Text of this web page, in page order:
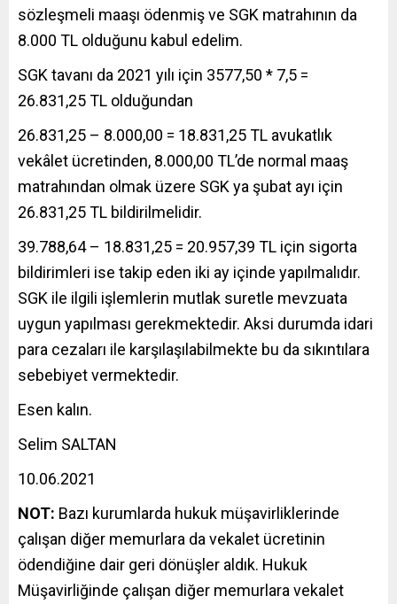
sözleşmeli maaşı ödenmiş ve SGK matrahının da
8.000 TL olduğunu kabul edelim.
SGK tavanı da 2021 yılı için 3577,50 * 7,5 =
26.831,25 TL olduğundan
26.831,25 – 8.000,00 = 18.831,25 TL avukatlık
vekâlet ücretinden, 8.000,00 TL’de normal maaş
matrahından olmak üzere SGK ya şubat ayı için
26.831,25 TL bildirilmelidir.
39.788,64 – 18.831,25 = 20.957,39 TL için sigorta
bildirimleri ise takip eden iki ay içinde yapılmalıdır.
SGK ile ilgili işlemlerin mutlak suretle mevzuata
uygun yapılması gerekmektedir. Aksi durumda idari
para cezaları ile karşılaşılabilmekte bu da sıkıntılara
sebebiyet vermektedir.
Esen kalın.
Selim SALTAN
10.06.2021
NOT: Bazı kurumlarda hukuk müşavirliklerinde
çalışan diğer memurlara da vekalet ücretinin
ödendiğine dair geri dönüşler aldık. Hukuk
Müşavirliğinde çalışan diğer memurlara vekalet